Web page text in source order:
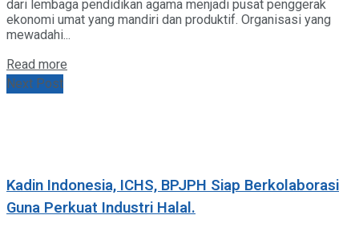
dari lembaga pendidikan agama menjadi pusat penggerak
ekonomi umat yang mandiri dan produktif. Organisasi yang
mewadahi...
Read more
Next Post
Kadin Indonesia, ICHS, BPJPH Siap Berkolaborasi
Guna Perkuat Industri Halal.